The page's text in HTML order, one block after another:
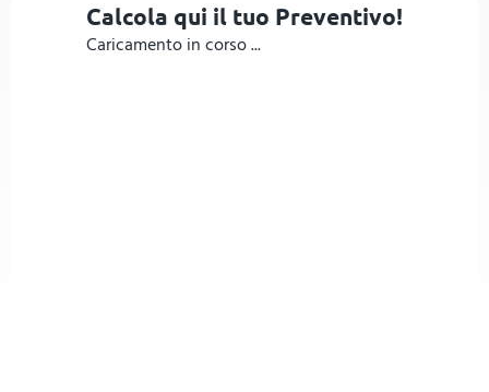
Calcola qui il tuo Preventivo!
Caricamento in corso ...